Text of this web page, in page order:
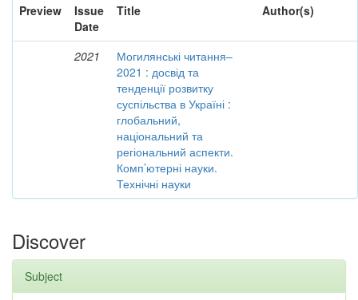
Preview
Issue
Date
Title Author(s)
2021
Могилянські читання–
2021 : досвід та
тенденції розвитку
суспільства в Україні :
глобальний,
національний та
регіональний аспекти.
Комп’ютерні науки.
Технічні науки
Discover
Subject